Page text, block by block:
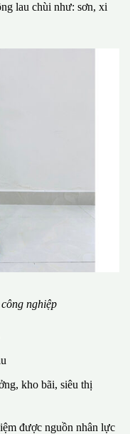
lau chùi như: sơn, xi
nghiệp
kho bãi, siêu thị
được nguồn nhân lực